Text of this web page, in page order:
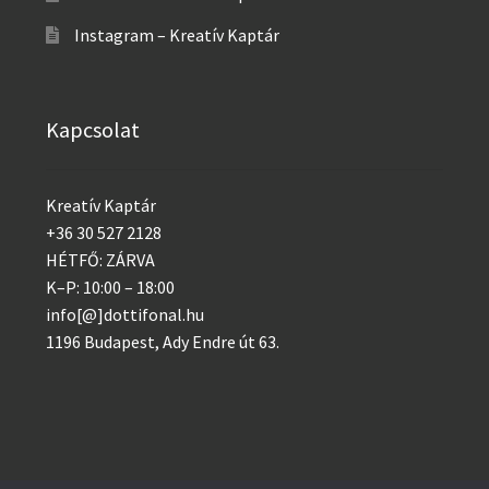
Instagram – Kreatív Kaptár
Kapcsolat
Kreatív Kaptár
+36 30 527 2128
HÉTFŐ: ZÁRVA
K–P: 10:00 – 18:00
info[@]dottifonal.hu
1196 Budapest, Ady Endre út 63.